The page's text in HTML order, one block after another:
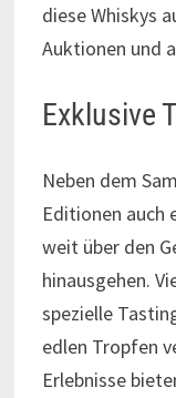
diese Whiskys
Auktionen und
Exklusive
Neben dem
Editionen auch
weit über den
hinausgehen.
spezielle
edlen Tropfen
Erlebnisse